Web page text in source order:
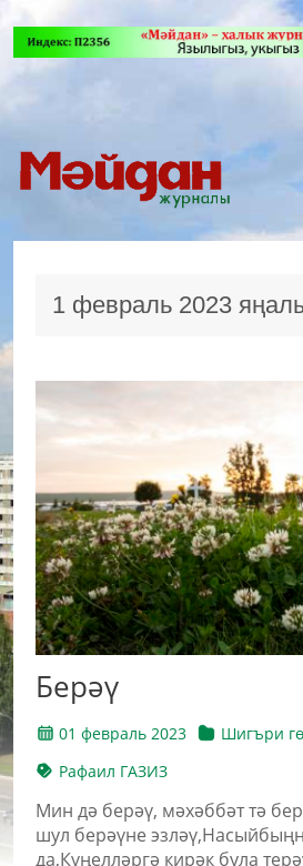
1 февраль 2023
Берәү
01 февраль 2023
Шигъри
Рафаил ГАЗИЗ
Мин дә берәү, мәхәббәт тә
шул берәүне
да,Күңелләргә кирәк була